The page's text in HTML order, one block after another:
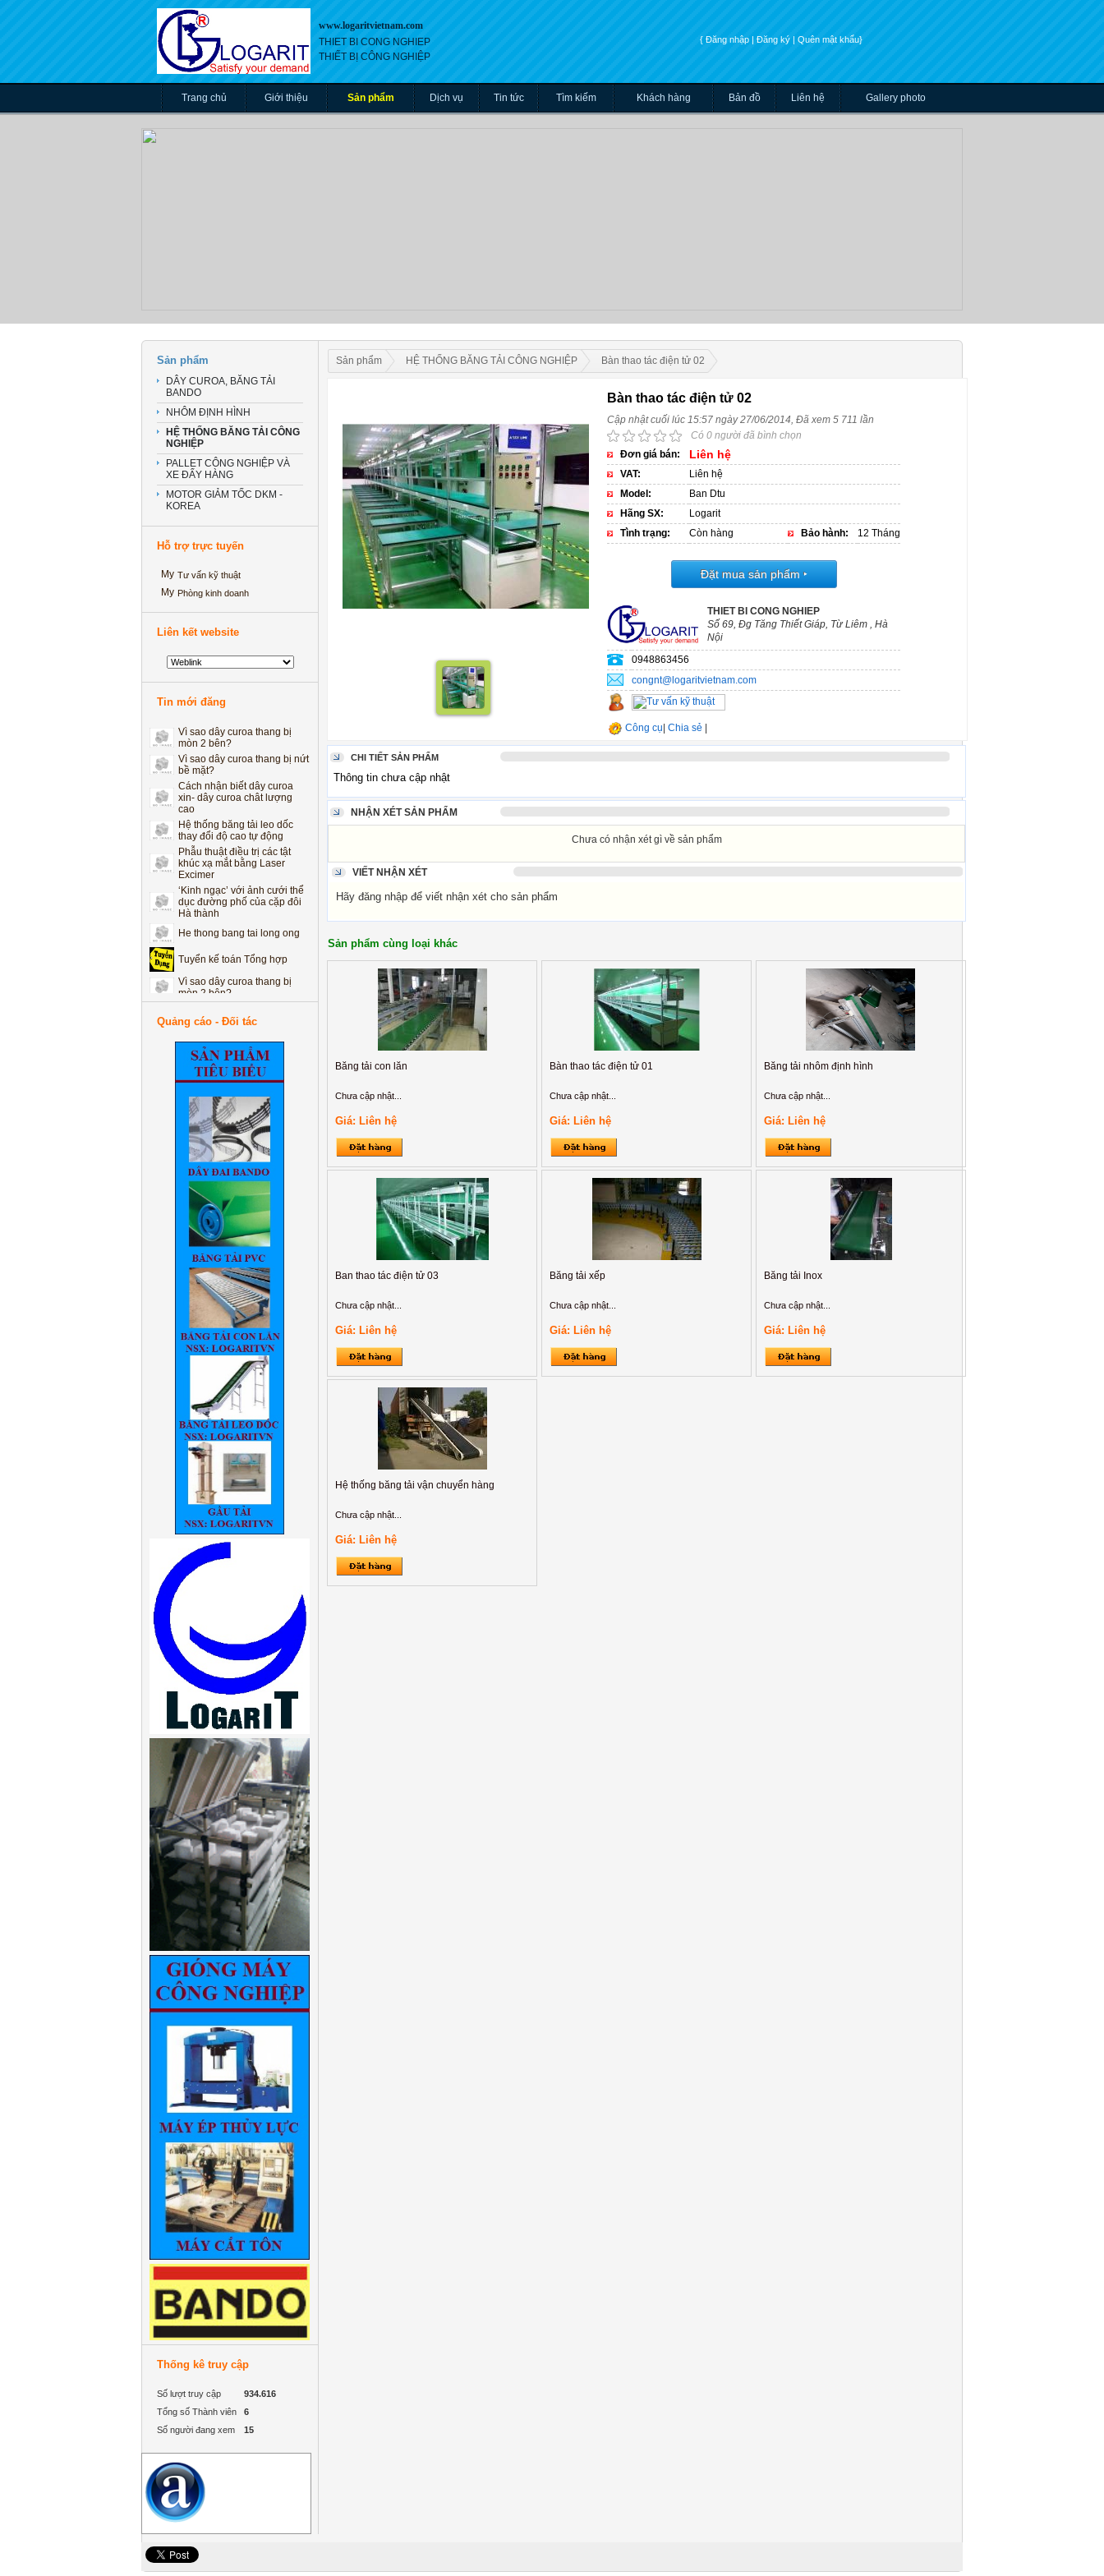
www.logaritvietnam.com
THIET BI CONG NGHIEP
THIẾT BỊ CÔNG NGHIỆP
{ Đăng nhập | Đăng ký | Quên mật khẩu}
Trang chủ Giới thiệu Sản phẩm Dịch vụ Tin tức Tìm kiếm Khách hàng Bản đồ Liên hệ Gallery photo
Sản phẩm
DÂY CUROA, BĂNG TẢI
BANDO
NHÔM ĐỊNH HÌNH
HỆ THỐNG BĂNG TẢI CÔNG
NGHIỆP
PALLET CÔNG NGHIỆP VÀ
XE ĐẨY HÀNG
MOTOR GIẢM TỐC DKM -
KOREA
Hỗ trợ trực tuyến
Tư vấn kỹ thuật
Phòng kinh doanh
Liên kết website
Tin mới đăng
‘Kinh ngạc’ với ảnh cưới thể
Hà thành
Tuyển kế toán Tổng hợp
Vì sao dây curoa thang bị
mòn 2 bên?
Vì sao dây curoa thang bị nứt
bề mặt?
Cách nhận biết dây curoa
xin- dây curoa chât lượng
cao
Hệ thống băng tải leo dốc
thay đổi độ cao tự động
Phẫu thuật điều trị các tật
khúc xạ mắt bằng Laser
Excimer
‘Kinh ngạc’ với ảnh cưới thể
dục đường phố của cặp đôi
Hà thành
Tuyển kế toán Tổng hợp
Vì sao dây curoa thang bị
mòn 2 bên?
Vì sao dây curoa thang bị nứt
Cách nhận biết dây curoa
xin- dây curoa chât lượng
cao
Hệ thống băng tải leo dốc
thay đổi độ cao tự động
Phẫu thuật điều trị các tật
khúc xạ mắt bằng Laser
Excimer
Quảng cáo - Đối tác
Thống kê truy cập
Số lượt truy cập
934.616
Tổng số Thành viên
6
Số người đang xem
15
Sản phẩm HỆ THỐNG BĂNG TẢI CÔNG NGHIỆP Bàn thao tác điện tử 02
Bàn thao tác điện tử 02
Cập nhật cuối lúc 15:57 ngày 27/06/2014, Đã xem 5 711 lần
Có 0 người đã bình chọn
Đơn giá bán:
Liên hệ
VAT:
Liên hệ
Model:
Ban Dtu
Hãng SX:
Logarit
Tình trạng:
Còn hàng Bảo hành: 12 Tháng
Đặt mua sản phẩm ‣
THIET BI CONG NGHIEP
Số 69, Đg Tăng Thiết Giáp, Từ Liêm , Hà
Nội
0948863456
congnt@logaritvietnam.com
Chia sẻ
Công cụ
CHI TIẾT SẢN PHẨM
Thông tin chưa cập nhật
NHẬN XÉT SẢN PHẨM
Chưa có nhận xét gì về sản phẩm
VIẾT NHẬN XÉT
Hãy đăng nhập để viết nhận xét cho sản phẩm
Sản phẩm cùng loại khác
Băng tải con lăn
Chưa cập nhật...
Giá: Liên hệ
Bàn thao tác điện tử 01
Chưa cập nhật...
Giá: Liên hệ
Băng tải nhôm định hình
Chưa cập nhật...
Giá: Liên hệ
Ban thao tác điện tử 03
Chưa cập nhật...
Giá: Liên hệ
Băng tải xếp
Chưa cập nhật...
Giá: Liên hệ
Băng tải Inox
Chưa cập nhật...
Giá: Liên hệ
Hệ thống băng tải vận chuyển hàng
Chưa cập nhật...
Giá: Liên hệ